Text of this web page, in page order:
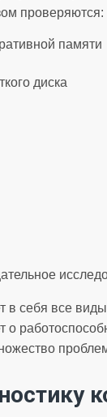
проверяются:
памяти
диска
в себя все
о